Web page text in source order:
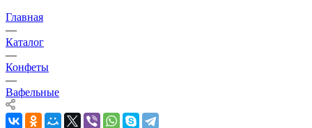
Главная
—
Каталог
—
Конфеты
—
Вафельные